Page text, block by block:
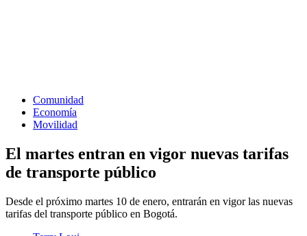
Comunidad
Economía
Movilidad
El martes entran en vigor nuevas tarifas
de transporte público
Desde el próximo martes 10 de enero, entrarán en vigor las nuevas
tarifas del transporte público en Bogotá.